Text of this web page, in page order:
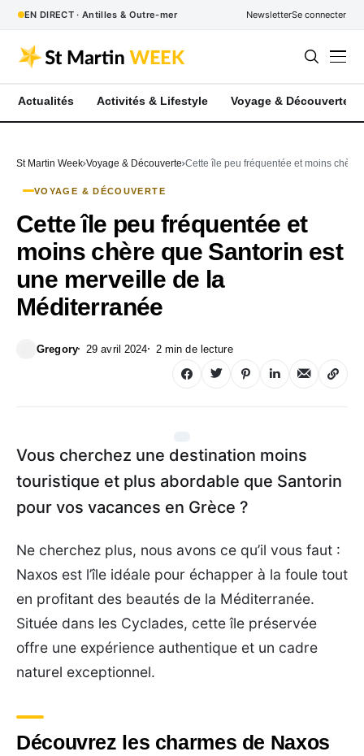
EN DIRECT · Antilles & Outre-mer NewsletterSe connecter
Actualités Activités & Lifestyle Voyage & Découverte
St Martin Week Voyage & Découverte Cette île peu fréquentée et moins
VOYAGE & DÉCOUVERTE
Cette île peu fréquentée et
moins chère que Santorin est
une merveille de la
Méditerranée
Gregory 29 avril 2024 2 min de lecture
Vous cherchez une destination moins
touristique et plus abordable que Santorin
pour vos vacances en Grèce ?
Ne cherchez plus, nous avons ce qu’il vous faut :
Naxos est l’île idéale pour échapper à la foule tout
en profitant des beautés de la Méditerranée.
Située dans les Cyclades, cette île préservée
offre une expérience authentique et un cadre
naturel exceptionnel.
Découvrez les charmes de Naxos